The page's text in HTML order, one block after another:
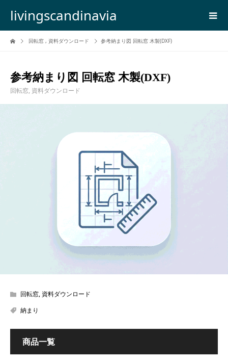
livingscandinavia
回転窓 , 資料ダウンロード 参考納まり図 回転窓 木製(DXF)
参考納まり図 回転窓 木製(DXF)
回転窓, 資料ダウンロード
回転窓, 資料ダウンロード
納まり
商品一覧